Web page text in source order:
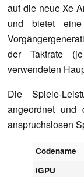
auf die neue Xe
und bietet
der Taktrate
verwendeten
Die Spiele-
angeordnet und
anspruchslosen
Codename
iGPU